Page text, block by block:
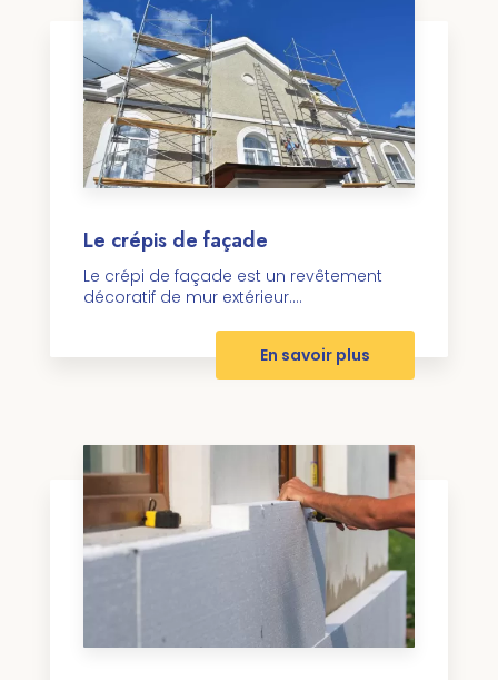
Le crépis de façade
Le crépi de façade est un revêtement
décoratif de mur extérieur....
En savoir plus